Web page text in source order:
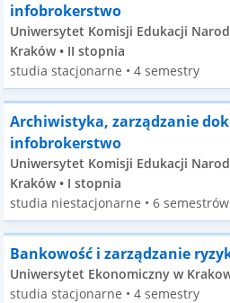
infobrokerstwo
Uniwersytet Komisji Edukacji
Kraków • II stopnia
studia stacjonarne • 4 semestry
Archiwistyka, zarządzanie
infobrokerstwo
Uniwersytet Komisji Edukacji
Kraków • I stopnia
studia niestacjonarne • 6 semestrów
Bankowość i zarządzanie
Uniwersytet Ekonomiczny w
studia stacjonarne • 4 semestry